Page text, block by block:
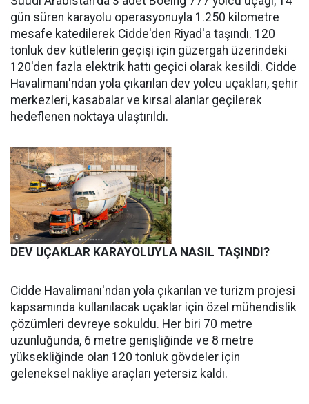
gün süren karayolu operasyonuyla 1.250 kilometre
mesafe katedilerek Cidde'den Riyad'a taşındı. 120
tonluk dev kütlelerin geçişi için güzergah üzerindeki
120'den fazla elektrik hattı geçici olarak kesildi. Cidde
Havalimanı'ndan yola çıkarılan dev yolcu uçakları, şehir
merkezleri, kasabalar ve kırsal alanlar geçilerek
hedeflenen noktaya ulaştırıldı.
DEV UÇAKLAR KARAYOLUYLA NASIL TAŞINDI?
Cidde Havalimanı'ndan yola çıkarılan ve turizm projesi
kapsamında kullanılacak uçaklar için özel mühendislik
çözümleri devreye sokuldu. Her biri 70 metre
uzunluğunda, 6 metre genişliğinde ve 8 metre
yüksekliğinde olan 120 tonluk gövdeler için
geleneksel nakliye araçları yetersiz kaldı.